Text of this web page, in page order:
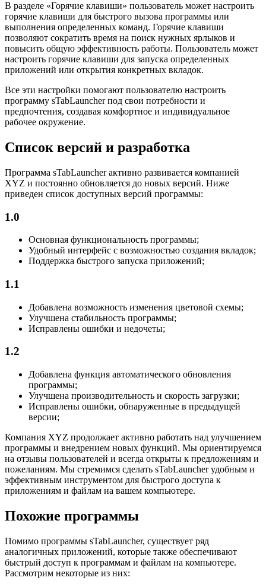
В разделе «Горячие клавиши» пользователь может настроить
горячие клавиши для быстрого вызова программы или
выполнения определенных команд. Горячие клавиши
позволяют сократить время на поиск нужных ярлыков и
повысить общую эффективность работы. Пользователь может
настроить горячие клавиши для запуска определенных
приложений или открытия конкретных вкладок.
Все эти настройки помогают пользователю настроить
программу sTabLauncher под свои потребности и
предпочтения, создавая комфортное и индивидуальное
рабочее окружение.
Список версий и разработка
Программа sTabLauncher активно развивается компанией
XYZ и постоянно обновляется до новых версий. Ниже
приведен список доступных версий программы:
1.0
Основная функциональность программы;
Удобный интерфейс с возможностью создания вкладок;
Поддержка быстрого запуска приложений;
1.1
Добавлена возможность изменения цветовой схемы;
Улучшена стабильность программы;
Исправлены ошибки и недочеты;
1.2
Добавлена функция автоматического обновления
программы;
Улучшена производительность и скорость загрузки;
Исправлены ошибки, обнаруженные в предыдущей
версии;
Компания XYZ продолжает активно работать над улучшением
программы и внедрением новых функций. Мы ориентируемся
на отзывы пользователей и всегда открыты к предложениям и
пожеланиям. Мы стремимся сделать sTabLauncher удобным и
эффективным инструментом для быстрого доступа к
приложениям и файлам на вашем компьютере.
Похожие программы
Помимо программы sTabLauncher, существует ряд
аналогичных приложений, которые также обеспечивают
быстрый доступ к программам и файлам на компьютере.
Рассмотрим некоторые из них: